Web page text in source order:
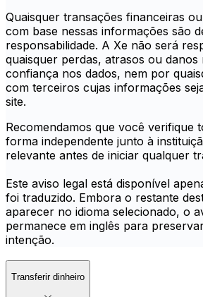
Quaisquer transações financeiras
com base nessas informações são
responsabilidade. A Xe não será
quaisquer perdas, atrasos ou danos
confiança nos dados, nem por
com terceiros cujas informações
site.
Recomendamos que você verifique
forma independente junto à
relevante antes de iniciar qualquer
Este aviso legal está disponível
foi traduzido. Embora o restante
aparecer no idioma selecionado, o
permanece em inglês para
intenção.
Transferir dinheiro